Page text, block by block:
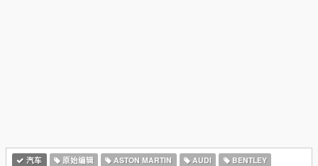
汽车 原始编辑 ASTON MARTIN AUDI
BENTLEY